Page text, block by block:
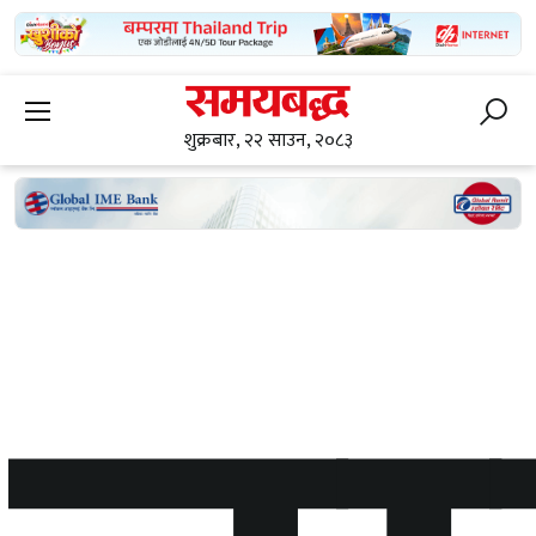
शुक्रबार, २२ साउन, २०८३